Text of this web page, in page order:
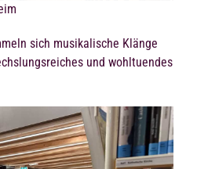
sich musikalische Klänge
und wohltuendes